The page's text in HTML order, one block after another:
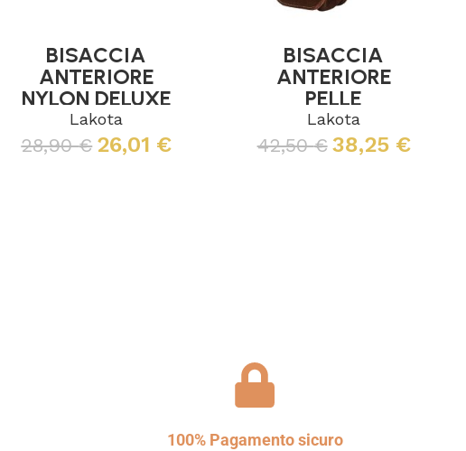
BISACCIA
ANTERIORE
NYLON DELUXE
Lakota
28,90€ 26,01 €
BISACCIA
ANTERIORE
PELLE
SCAMOSCIATA
Lakota
42,50€ 38,25 €
100% Pagamento sicuro